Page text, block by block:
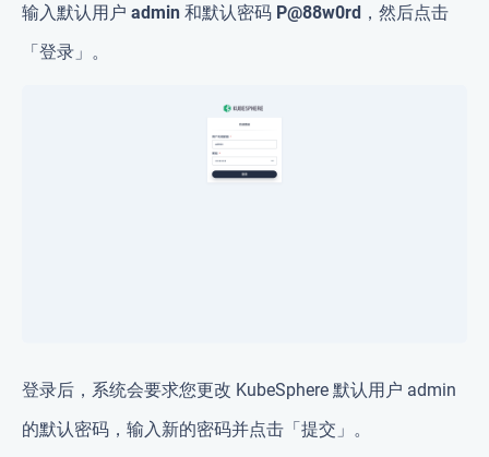
输入默认用户 admin 和默认密码 P@88w0rd ，然后点击
「登录」。
登录后，系统会要求您更改 KubeSphere 默认用户 admin
的默认密码，输入新的密码并点击「提交」。